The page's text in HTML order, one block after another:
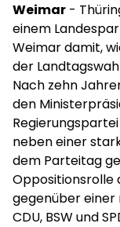
Weimar -
einem
Weimar damit,
der
Nach zehn
den
neben einer
dem Parteitag
Oppositionsrolle
gegenüber einer
CDU, BSW und